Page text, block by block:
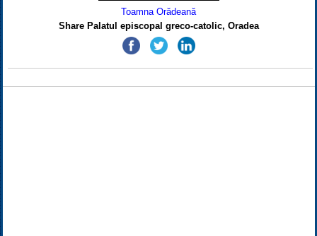
Toamna Orădeană
Share Palatul episcopal greco-catolic, Oradea